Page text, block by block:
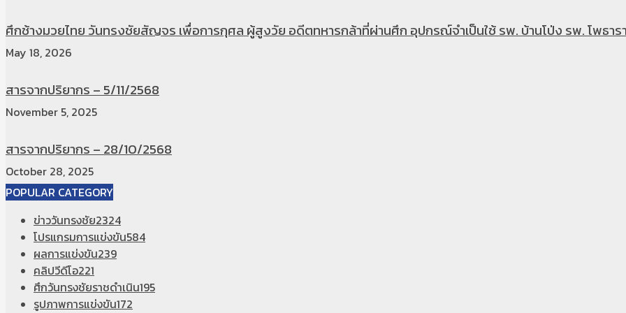
ศึกช้างมวยไทย วันทรงชัยสัญจร เพื่อการกุศล ผู้สูงวัย อดีตทหารกล้าที่ผ่านศึก อุปกรณ์จำเป็นใช้ รพ. บ้านโป่ง รพ. โพธารา
May 18, 2026
สารจากปริยากร – 5/11/2568
November 5, 2025
สารจากปริยากร – 28/10/2568
October 28, 2025
POPULAR CATEGORY
ข่าววันทรงชัย2324
โปรแกรมการแข่งขัน584
ผลการแข่งขัน239
คลิปวีดีโอ221
ศึกวันทรงชัยราชดำเนิน195
รูปภาพการแข่งขัน172